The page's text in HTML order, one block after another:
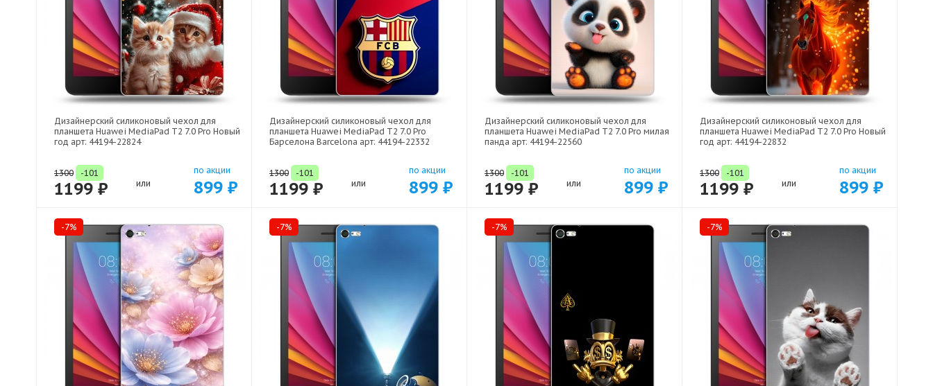
Дизайнерский силиконовый чехол для
планшета Huawei MediaPad T2 7.0 Pro Новый
год арт: 44194-22824
1300 -101
1199 ₽ или
по акции
899 ₽
Дизайнерский силиконовый чехол для
планшета Huawei MediaPad T2 7.0 Pro
Барселона Barcelona арт: 44194-22332
1300 -101
1199 ₽ или
по акции
899 ₽
Дизайнерский силиконовый чехол для
планшета Huawei MediaPad T2 7.0 Pro милая
панда арт: 44194-22560
1300 -101
1199 ₽ или
по акции
899 ₽
Дизайнерский силиконовый чехол для
планшета Huawei MediaPad T2 7.0 Pro Новый
год арт: 44194-22832
1300 -101
1199 ₽ или
по акции
899 ₽
-7% -7% -7% -7%